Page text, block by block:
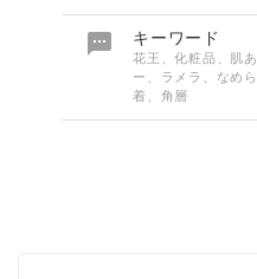
 キーワード
花王、化粧品、肌
ー、ラメラ、なめ
着、角層